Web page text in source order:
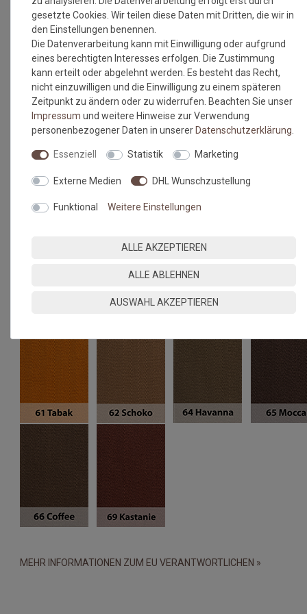
MEHR INFORMATIONEN ZUM EU VERANTWORTLICHEN »
gesetzte Cookies. Wir teilen diese Daten mit Dritten, die wir in
den Einstellungen benennen.
Die Datenverarbeitung kann mit Einwilligung oder aufgrund
eines berechtigten Interesses erfolgen. Die Zustimmung
kann erteilt oder abgelehnt werden. Es besteht das Recht,
nicht einzuwilligen und die Einwilligung zu einem späteren
Zeitpunkt zu ändern oder zu widerrufen. Beachten Sie unser
Impressum und weitere Hinweise zur Verwendung
personenbezogener Daten in unserer Daten­schutz­erklärung
Essenziell Statistik Marketing
Externe Medien DHL Wunschzustellung
Funktional Weitere Einstellungen
ALLE AKZEPTIEREN
ALLE ABLEHNEN
AUSWAHL AKZEPTIEREN